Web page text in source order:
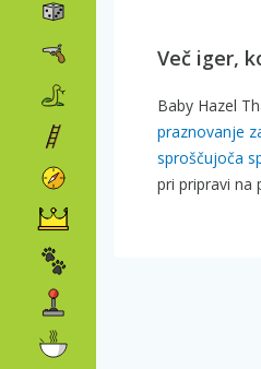
Več iger,
Baby Hazel
praznovanje
sproščujoča
pri pripravi na